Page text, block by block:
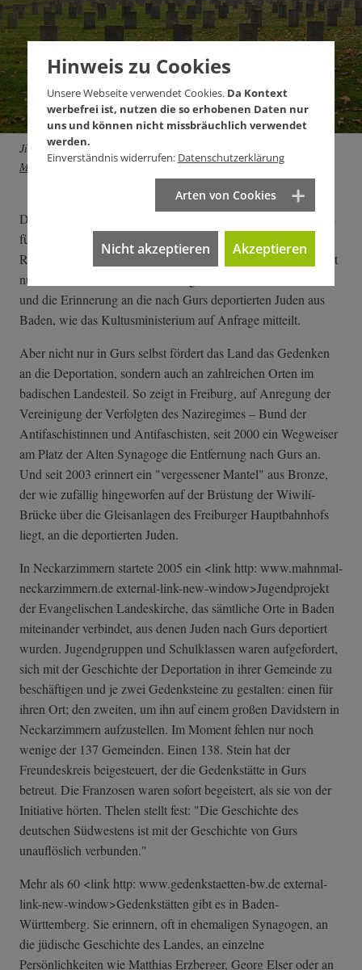
Jüdische Gräber auf dem Friedhof des Camp de Gurs. Foto:
Michel Etchecolonea
CC BY-SA 3.0
Den Friedhof von Gurs übergab der französische Staat damals
für 99 Jahre dem Oberrat der Israelitischen
Religionsgemeinschaft Baden. 120 000 Euro im Jahr investiert
nun das Land Baden-Württemberg in den Erhalt der Gräber
und die Erinnerung an die nach Gurs deportierten Juden aus
Baden, wie das Kultusministerium auf Anfrage mitteilt.
Aber nicht nur in Gurs selbst fördert das Land das Gedenken
an die Deportation, sondern auch an zahlreichen Orten im
badischen Landesteil. So zeigt in Freiburg, auf Anregung der
Vereinigung der Verfolgten des Naziregimes – Bund der
Antifaschistinnen und Antifaschisten, seit 2000 ein Wegweiser
am Platz der Alten Synagoge die Entfernung nach Gurs an.
Und seit 2003 erinnert ein "vergessener Mantel" aus Bronze,
der wie zufällig hingeworfen auf der Brüstung der Wiwilí-
Brücke über die Gleisanlagen des Freiburger Hauptbahnhofs
liegt, an die deportierten Juden.
In Neckarzimmern startete 2005 ein <link http: www.mahnmal-
neckarzimmern.de external-link-n­ew-window>Jugen­dprojekt
der Evangelischen Landeskirche, das sämtliche Orte in Baden
miteinander verbindet, aus denen Juden nach Gurs deportiert
wurden. Jugendgruppen und Schulklassen waren aufgefordert,
sich mit der Geschichte der Deportation in ihrer Gemeinde zu
beschäftigen und je zwei Gedenksteine zu gestalten: einen für
ihren Ort; den zweiten, um ihn auf einem großen Davidstern in
Neckarzimmern aufzustellen. Im Moment fehlen nur noch
wenige der 137 Gemeinden. Einen 138. Stein hat der
Freundeskreis beigesteuert, der die Gedenkstätte in Gurs
betreut. Die Franzosen waren sofort begeistert, als sie von der
Initiative hörten. Thelen stellt fest: "Die Geschichte des
deutschen Südwestens ist mit der Geschichte von Gurs
unauflöslich verbunden."
Mehr als 60 <link http: www.gedenkstaetten-bw.de external-
link-n­ew-window>Geden­kstätten gibt es in Baden-
Württemberg. Sie erinnern, oft in ehemaligen Synagogen, an
die jüdische Geschichte des Landes, an einzelne
Persönlichkeiten wie Matthias Erzberger, Georg Elser oder an
Hinweis zu Cookies
Unsere Webseite verwendet Cookies. Da Kontext
werbefrei ist, nutzen die so erhobenen Daten nur
uns und können nicht missbräuchlich verwendet
werden.
Einverständnis widerrufen: Datenschutzerklärung
Arten von Cookies
Nicht akzeptieren Akzeptieren